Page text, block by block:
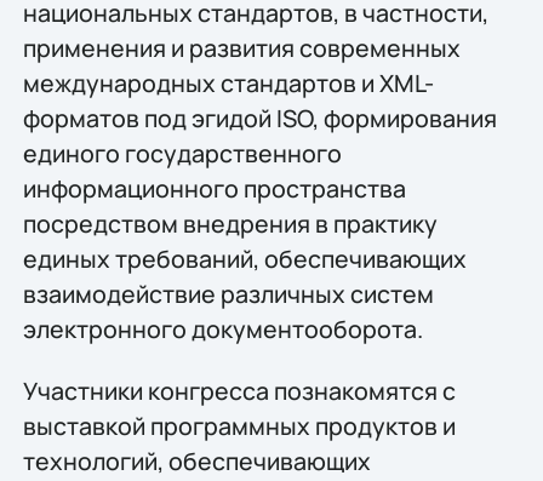
национальных стандартов, в частности,
применения и развития современных
международных стандартов и XML-
форматов под эгидой ISO, формирования
единого государственного
информационного пространства
посредством внедрения в практику
единых требований, обеспечивающих
взаимодействие различных систем
электронного документооборота.
Участники конгресса познакомятся с
выставкой программных продуктов и
технологий, обеспечивающих